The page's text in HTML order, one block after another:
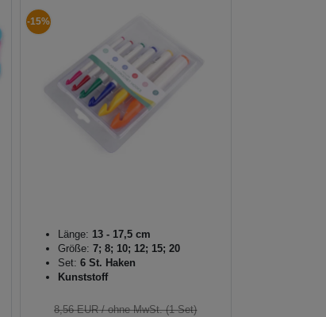
-15%
Länge: 13 - 17,5 cm
Größe: 7; 8; 10; 12; 15; 20
Set: 6 St. Haken
Kunststoff
8,56 EUR/ ohne MwSt. (1 Set)